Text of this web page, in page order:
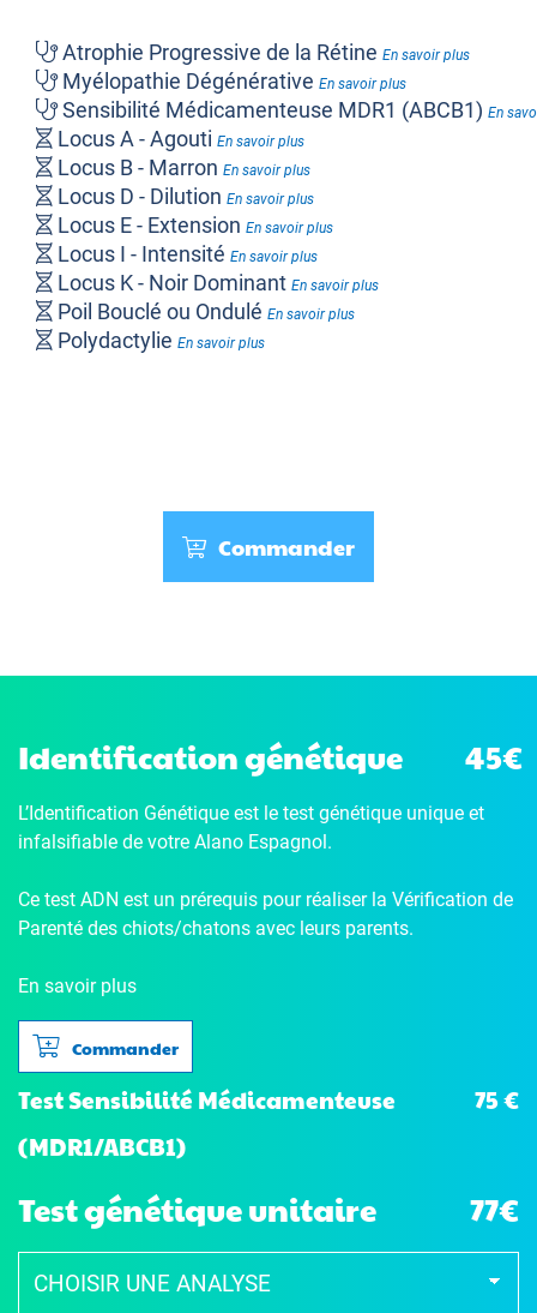
Atrophie Progressive de la Rétine En savoir plus
Myélopathie Dégénérative En savoir plus
Sensibilité Médicamenteuse MDR1 (ABCB1) En
Locus A - Agouti En savoir plus
Locus B - Marron En savoir plus
Locus D - Dilution En savoir plus
Locus E - Extension En savoir plus
Locus I - Intensité En savoir plus
Locus K - Noir Dominant En savoir plus
Poil Bouclé ou Ondulé En savoir plus
Polydactylie En savoir plus
Commander
Identification génétique 45€
L’Identification Génétique est le test génétique unique et
infalsifiable de votre Alano Espagnol.
Ce test ADN est un prérequis pour réaliser la Vérification de
Parenté des chiots/chatons avec leurs parents.
En savoir plus
Commander
Test Sensibilité Médicamenteuse
(MDR1/ABCB1)
75 €
Test génétique unitaire 77€